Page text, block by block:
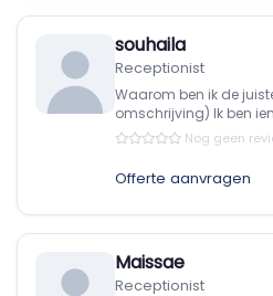
souhaila
Receptionist
Waarom ben ik de
omschrijving) Ik ben
Nog geen
Offerte aanvragen
Maissae
Receptionist